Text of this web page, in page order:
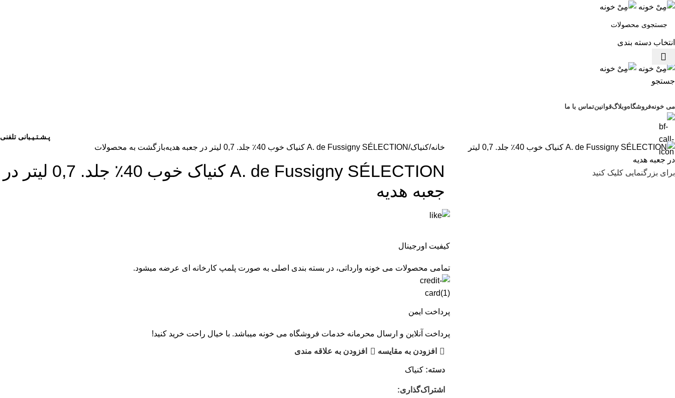
انتخاب دسته بندی
منو
جستجو
می خونهفروشگاهوبلاگقوانینتماس با ما
پـشـتـیـبانی تلفنی
برای بزرگنمایی کلیک کنید
خانه کنیاک A. de Fussigny SÉLECTION کنیاک خوب 40٪ جلد. 0,7 لیتر در جعبه هدیه بازگشت به محصولات
A. de Fussigny SÉLECTION کنیاک خوب 40٪ جلد. 0,7 لیتر در
جعبه هدیه
کیفیت اورجینال
تمامی محصولات می خونه وارداتی، در بسته بندی اصلی به صورت پلمپ کارخانه ای عرضه میشود.
پرداخت ایمن
پرداخت آنلاین و ارسال محرمانه خدمات فروشگاه می خونه میباشد. با خیال راحت خرید کنید!
افزودن به مقایسه افزودن به علاقه مندی
دسته: کنیاک
اشتراک‌گذاری: